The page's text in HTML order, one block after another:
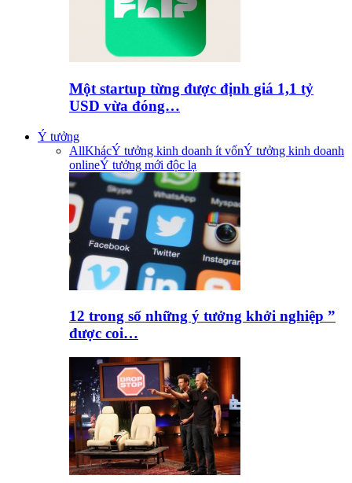
Một startup từng được định giá 1,1 tỷ
USD vừa đóng…
Ý tưởng
AllKhácÝ tưởng kinh doanh ít vốnÝ tưởng kinh doanh
onlineÝ tưởng mới độc lạ
12 trong số những ý tưởng khởi nghiệp ”
được coi…